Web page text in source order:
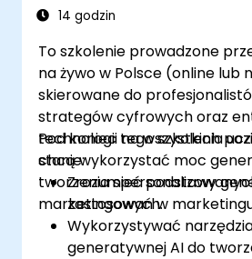
prezentacje.
14 godzin
To szkolenie prowadzone
na żywo w Polsce (online lub
skierowane do
strategów cyfrowych oraz
technologii na wszystkich
chcą wykorzystać moc
tworzenia
marketingowych.
Pod koniec tego szkolenia
stanie:
Zrozumieć podstawy
zastosowań w
Wykorzystywać
generatywnej AI do